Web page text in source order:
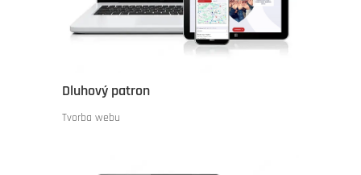
Dluhový patron
Tvorba webu